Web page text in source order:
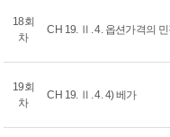
18회
차
CH 19. Ⅱ. 4. 옵션가격의
19회
차
CH 19. Ⅱ. 4. 4) 베가